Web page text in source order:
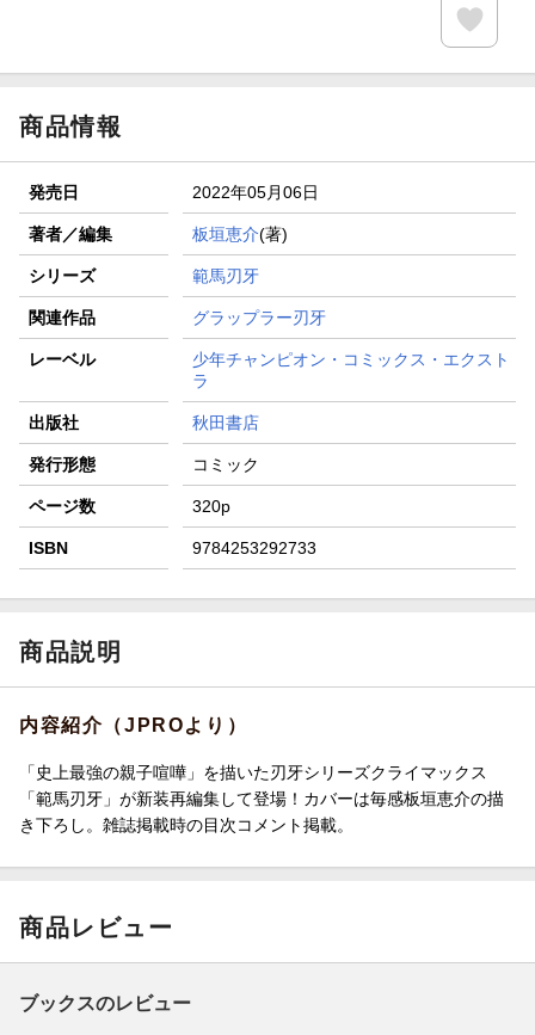
商品情報
発売日 2022年05月06日
著者／編集 板垣恵介(著)
シリーズ 範馬刃牙
関連作品 グラップラー刃牙
レーベル
少年チャンピオン・コミックス・エクスト
ラ
出版社 秋田書店
発行形態 コミック
ページ数 320p
ISBN 9784253292733
商品説明
内容紹介（JPROより）
「史上最強の親子喧嘩」を描いた刃牙シリーズクライマックス
「範馬刃牙」が新装再編集して登場！カバーは毎感板垣恵介の描
き下ろし。雑誌掲載時の目次コメント掲載。
商品レビュー
ブックスのレビュー